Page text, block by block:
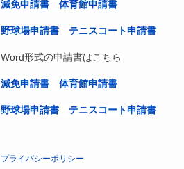
減免申請書 体育館申請書
野球場申請書 テニスコート申請書
Word形式の申請書はこちら
減免申請書 体育館申請書
野球場申請書 テニスコート申請書
プライバシーポリシー